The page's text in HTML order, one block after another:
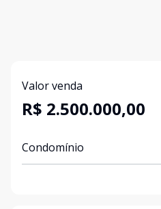
Valor venda
R$ 2.500.000,00
Condomínio